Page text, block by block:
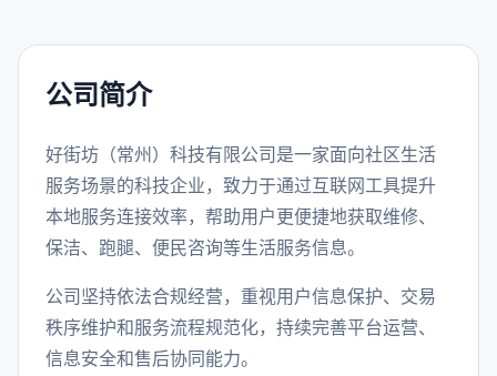
公司简介
好街坊（常州）科技有限公司是一家面向社区生活
服务场景的科技企业，致力于通过互联网工具提升
本地服务连接效率，帮助用户更便捷地获取维修、
保洁、跑腿、便民咨询等生活服务信息。
公司坚持依法合规经营，重视用户信息保护、交易
秩序维护和服务流程规范化，持续完善平台运营、
信息安全和售后协同能力。